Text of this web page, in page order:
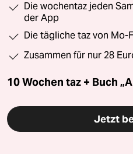
Die wochentaz jeden
der App
Die tägliche taz von
Zusammen für nur 28
10 Wochen taz + Buch
Jetzt